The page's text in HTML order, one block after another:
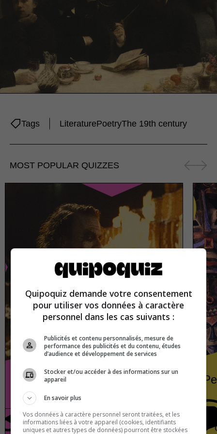
Tags LiteraturePoetryThe 19th century
MOST POPULAR QUIZZES
Villains from film and television
Cinema True or false
Quipoquiz demande votre consentement
pour utiliser vos données à caractère
personnel dans les cas suivants :
Publicités et contenu personnalisés, mesure de
performance des publicités et du contenu, études
d’audience et développement de services
Stocker et/ou accéder à des informations sur un
appareil
En savoir plus
Vos données à caractère personnel seront traitées, et les
informations liées à votre appareil (cookies, identifiants
uniques et autres types de données) pourront être stockées